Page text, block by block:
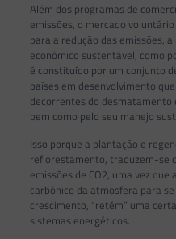
Além dos programas de
emissões, o mercado
para a redução das emissões,
econômico sustentável, como
é constituído por um conjunto
países em desenvolvimento
decorrentes do desmatamento
bem como pelo seu manejo
Isso porque a plantação e
reflorestamento, traduzem-se
emissões de CO2, uma vez
carbônico da atmosfera para
crescimento, “retém” uma
sistemas energéticos.